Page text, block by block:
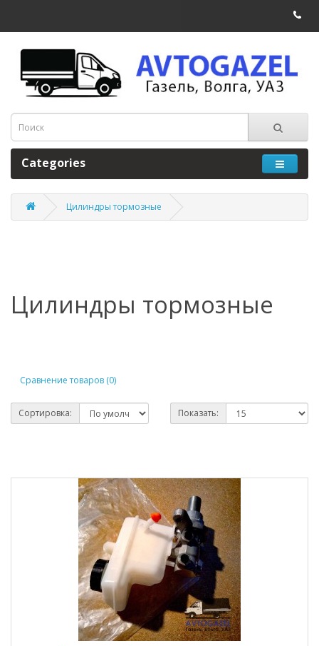
Categories
Цилиндры тормозные
Цилиндры тормозные
Сравнение товаров (0)
Сортировка: Показать: